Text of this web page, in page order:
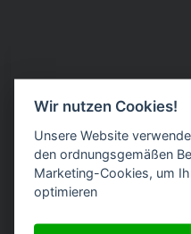
Wir nutzen Cookies!
Unsere Website
den ordnungsgemäßen
Marketing-Cookies, um
optimieren